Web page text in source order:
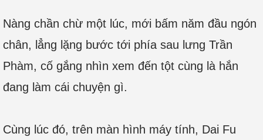
Nàng chần chừ một lúc, mới bấm năm đầu ngón
chân, lẳng lặng bước tới phía sau lưng Trần
Phàm, cố gắng nhìn xem đến tột cùng là hắn
đang làm cái chuyện gì.
Cùng lúc đó, trên màn hình máy tính, Dai Fu